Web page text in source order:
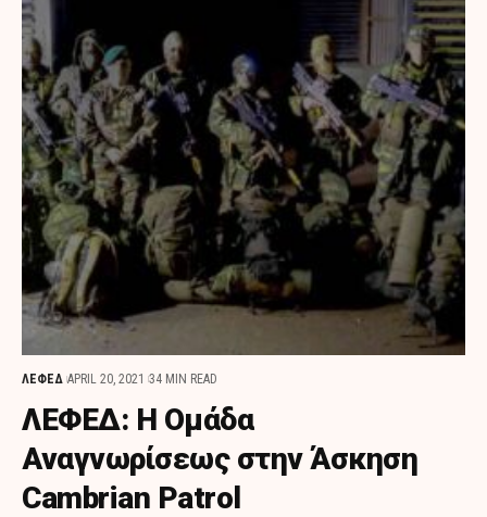
ΛΕΦΕΔ APRIL 20, 2021 34 MIN READ
ΛΕΦΕΔ: Η Ομάδα
Αναγνωρίσεως στην Άσκηση
Cambrian Patrol